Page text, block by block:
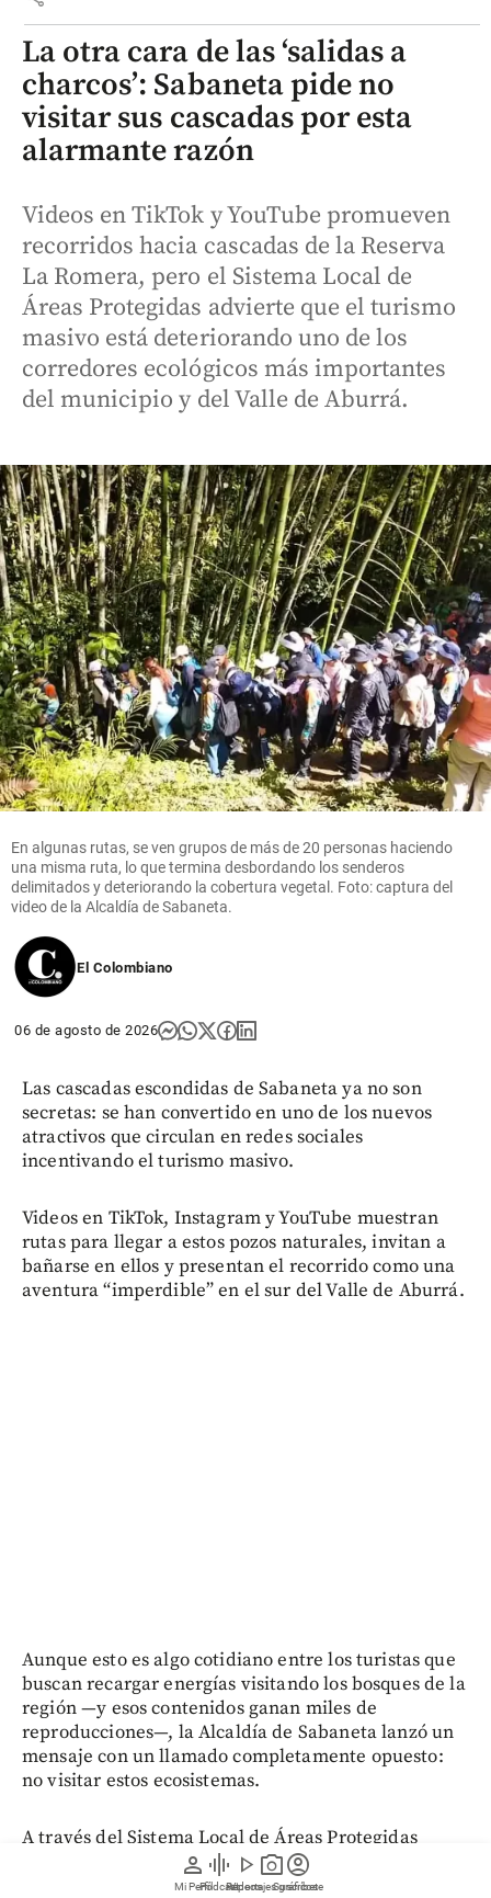
person
Mi Perfil
graphic_eq
Pódcast
play_arrow
Videos
photo_camera
Reportajes gráficos
account_circle
Suscríbete
La otra cara de las ‘salidas a
charcos’: Sabaneta pide no
visitar sus cascadas por esta
alarmante razón
Videos en TikTok y YouTube promueven
recorridos hacia cascadas de la Reserva
La Romera, pero el Sistema Local de
Áreas Protegidas advierte que el turismo
masivo está deteriorando uno de los
corredores ecológicos más importantes
del municipio y del Valle de Aburrá.
En algunas rutas, se ven grupos de más de 20 personas haciendo
una misma ruta, lo que termina desbordando los senderos
delimitados y deteriorando la cobertura vegetal. Foto: captura del
video de la Alcaldía de Sabaneta.
El Colombiano
06 de agosto de 2026
Las cascadas escondidas de Sabaneta ya no son
secretas: se han convertido en uno de los nuevos
atractivos que circulan en redes sociales
incentivando el turismo masivo.
Videos en TikTok, Instagram y YouTube muestran
rutas para llegar a estos pozos naturales, invitan a
bañarse en ellos y presentan el recorrido como una
aventura “imperdible” en el sur del Valle de Aburrá.
Aunque esto es algo cotidiano entre los turistas que
buscan recargar energías visitando los bosques de la
región —y esos contenidos ganan miles de
reproducciones—, la Alcaldía de Sabaneta lanzó un
mensaje con un llamado completamente opuesto:
no visitar estos ecosistemas.
A través del Sistema Local de Áreas Protegidas
(Silap), el municipio advirtió que las cascadas hacen
parte de un corredor biológico conectado con la